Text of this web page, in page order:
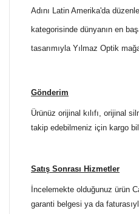
Adını Latin Amerika'da
kategorisinde dünyanın en
tasarımıyla Yılmaz Optik
Gönderim
Ürünüz orijinal kılıfı, orijinal
takip edebilmeniz için kargo
Satış Sonrası Hizmetler
İncelemekte olduğunuz ürün
garanti belgesi ya da